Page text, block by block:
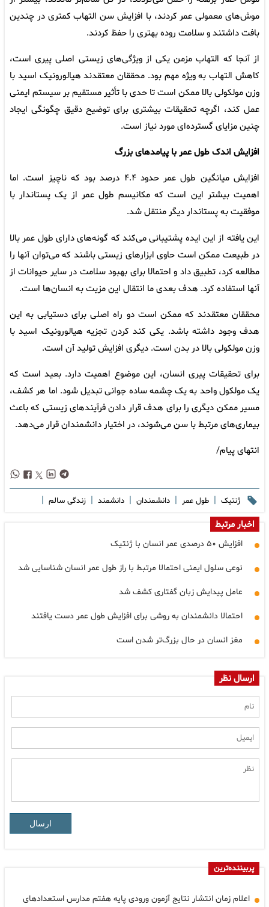
موش‌های معمولی عمر کردند، با افزایش سن التهاب کمتری در چندین
بافت داشتند و سلامت روده بهتری را حفظ کردند.
از آنجا که التهاب مزمن یکی از ویژگی‌های زیستی اصلی پیری است،
کاهش التهاب به ویژه مهم بود. محققان معتقدند هیالورونیک اسید با
وزن مولکولی بالا ممکن است تا حدی با تأثیر مستقیم بر سیستم ایمنی
عمل کند، اگرچه تحقیقات بیشتری برای توضیح دقیق چگونگی ایجاد
چنین مزایای گسترده‌ای مورد نیاز است.
افزایش اندک طول عمر با پیامدهای بزرگ
افزایش میانگین طول عمر حدود ۴.۴ درصد بود که ناچیز است. اما
اهمیت بیشتر این است که مکانیسم طول عمر از یک پستاندار با
موفقیت به پستاندار دیگر منتقل شد.
این یافته از این ایده پشتیبانی می‌کند که گونه‌های دارای طول عمر بالا
در طبیعت ممکن است حاوی ابزارهای زیستی باشند که می‌توان آنها را
مطالعه کرد، تطبیق داد و احتمالا برای بهبود سلامت در سایر حیوانات از
آنها استفاده کرد. هدف بعدی ما انتقال این مزیت به انسان‌ها است.
محققان معتقدند که ممکن است دو راه اصلی برای دستیابی به این
هدف وجود داشته باشد. یکی کند کردن تجزیه هیالورونیک اسید با
وزن مولکولی بالا در بدن است. دیگری افزایش تولید آن است.
برای تحقیقات پیری انسان، این موضوع اهمیت دارد. بعید است که
یک مولکول واحد به یک چشمه ساده جوانی تبدیل شود. اما هر کشف،
مسیر ممکن دیگری را برای هدف قرار دادن فرآیندهای زیستی که باعث
بیماری‌های مرتبط با سن می‌شوند، در اختیار دانشمندان قرار می‌دهد.
انتهای پیام/
ژنتیک | طول عمر | دانشمندان | دانشمند | زندگی سالم |
اخبار مرتبط
افزایش ۵۰ درصدی عمر انسان با ژنتیک
نوعی سلول ایمنی احتمالا مرتبط با راز طول عمر انسان شناسایی شد
عامل پیدایش زبان گفتاری کشف شد
احتمالا دانشمندان به روشی برای افزایش طول عمر دست یافتند
مغز انسان در حال بزرگ‌تر شدن است
ارسال نظر
ارسال
پربیننده‌ترین
اعلام زمان انتشار نتایج آزمون ورودی پایه هفتم مدارس استعدادهای